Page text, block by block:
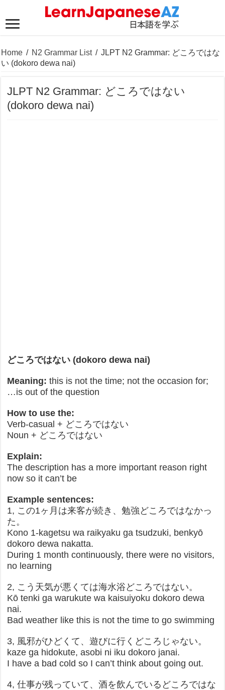
Home / N2 Grammar List / JLPT N2 Grammar: どころではな
い (dokoro dewa nai)
JLPT N2 Grammar: どころではない
(dokoro dewa nai)
どころではない (dokoro dewa nai)
Meaning: this is not the time; not the occasion for;
…is out of the question
How to use the:
Verb-casual + どころではない
Noun + どころではない
Explain:
The description has a more important reason right
now so it can’t be
Example sentences:
1, この1ヶ月は来客が続き、勉強どころではなかっ
た。
Kono 1-kagetsu wa raikyaku ga tsudzuki, benkyō
dokoro dewa nakatta.
During 1 month continuously, there were no visitors,
no learning
2, こう天気が悪くては海水浴どころではない。
Kō tenki ga warukute wa kaisuiyoku dokoro dewa
nai.
Bad weather like this is not the time to go swimming
3, 風邪がひどくて、遊びに行くどころじゃない。
kaze ga hidokute, asobi ni iku dokoro janai.
I have a bad cold so I can’t think about going out.
4, 仕事が残っていて、酒を飲んでいるどころではな